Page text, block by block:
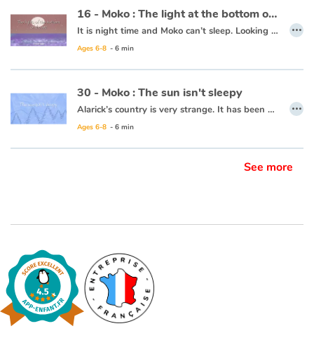
16 - Moko : The light at the bottom of the sea
It is night time and Moko can’t sleep. Looking out to the horizon, he notices a shot of colour at the water’s surface. He wakes Mei-Li to ask her what he is seeing. Together they take a barge and set off. Under them, a rainbow of colours is dancing in the waves. Moko and Mei-Li think that the fish must be organizing a party and decide to dive in. Bit by bit the sun is rising and day is breaking. The two friends return to the village, overjoyed at the wonders of the ocean.
This book is available in French:16 - Moko : La lumière du fond des eaux
Ages 6-8 - 6 min
…
30 - Moko : The sun isn't sleepy
Alarick’s country is very strange. It has been many days now that night has not falen, and no one seems to be worried. Moko decides to head towards the horizon to see what is keeping the sun from setting and Alarick goes with him. Along the way, Moko tries to lull the sun to sleep with a lullaby from his country. The sun looks like it will set, but stops short and rises again. Perhaps the ocean is frozen at the horizon and is keeping the sun from setting. He decides to ask the fishermen and one of them responds that the world is filled with such mysteries and that it is more precious for him to learn the secrets of his friend than that of the sun.
This book is available in French:30 - Moko : le solein n'a pas sommeil
Ages 6-8 - 6 min
…
See more